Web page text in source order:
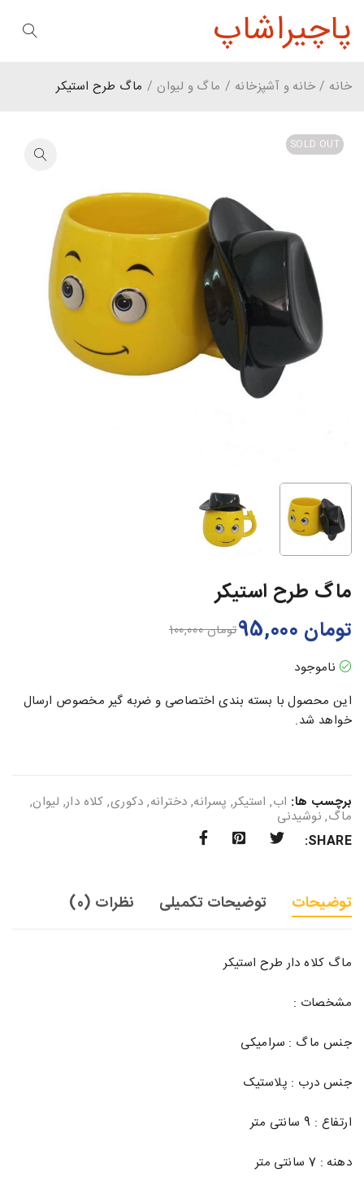
پاچیراشاپ
خانه / خانه و آشپزخانه / ماگ و لیوان / ماگ طرح استیکر
SOLD OUT
ماگ طرح استیکر
تومان100,000 تومان
ناموجود
این محصول با بسته بندی اختصاصی و ضربه گیر مخصوص ارسال
خواهد شد.
برچسب ها: اب, استیکر, پسرانه, دخترانه, دکوری, کلاه دار, لیوان,
ماگ, نوشیدنی
SHARE:
توضیحات توضیحات تکمیلی نظرات (0)
ماگ کلاه دار طرح استیکر
مشخصات :
جنس ماگ : سرامیکی
جنس درب : پلاستیک
ارتفاع : 9 سانتی متر
دهنه : 7 سانتی متر